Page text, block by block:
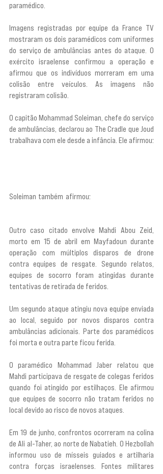
paramédico.
Imagens registradas por equipe da France TV
mostraram os dois paramédicos com uniformes
do serviço de ambulâncias antes do ataque. O
exército israelense confirmou a operação e
afirmou que os indivíduos morreram em uma
colisão entre veículos. As imagens não
registraram colisão.
O capitão Mohammad Soleiman, chefe do serviço
de ambulâncias, declarou ao The Cradle que Joud
Soleiman também afirmou:
Outro caso citado envolve Mahdi Abou Zeid,
morto em 15 de abril em Mayfadoun durante
operação com múltiplos disparos de drone
contra equipes de resgate. Segundo relatos,
equipes de socorro foram atingidas durante
tentativas de retirada de feridos.
Um segundo ataque atingiu nova equipe enviada
ao local, seguido por novos disparos contra
ambulâncias adicionais. Parte dos paramédicos
foi morta e outra parte ficou ferida.
O paramédico Mohammad Jaber relatou que
Mahdi participava de resgate de colegas feridos
quando foi atingido por estilhaços. Ele afirmou
que equipes de socorro não tratam feridos no
local devido ao risco de novos ataques.
Em 19 de junho, confrontos ocorreram na colina
de Ali al-Taher, ao norte de Nabatieh. O Hezbollah
informou uso de mísseis guiados e artilharia
contra forças israelenses. Fontes militares